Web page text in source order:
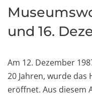
und 16.
Am 12. Dezember
20 Jahren, wurde
eröffnet. Aus diesem